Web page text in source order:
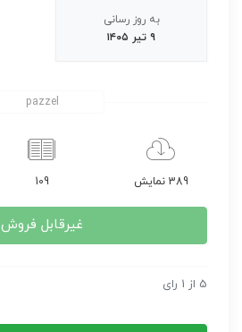
به روز رسانی
۹ تیر ۱۴۰۵
pazzel
389 نمایش 109
غیرقابل فروش
کتاب خلوتکده
5 از 1 رای